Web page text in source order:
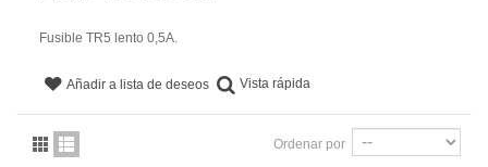
Fusible TR5 lento 0,5A.
Añadir a lista de deseos Vista rápida
Ordenar por